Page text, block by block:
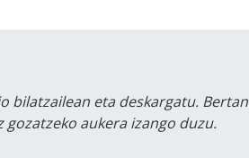
bilatzailean eta deskargatu. Bertan
aukera izango duzu.